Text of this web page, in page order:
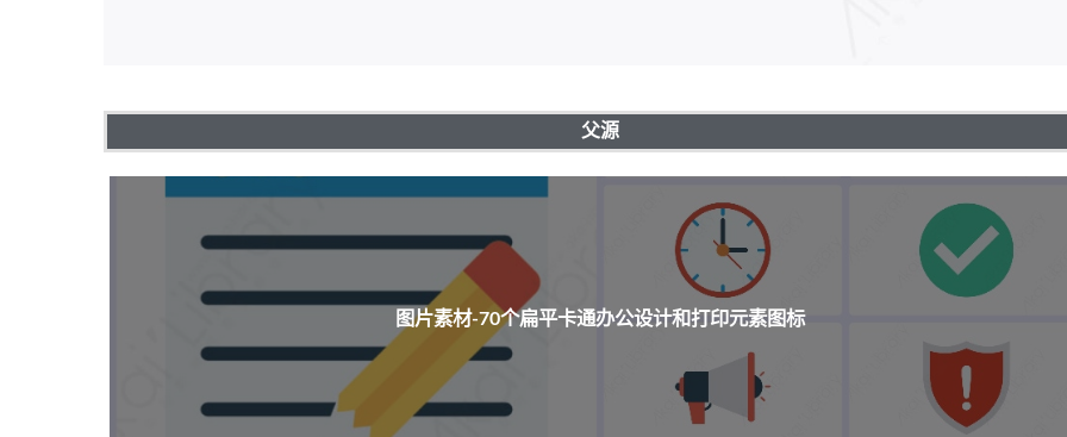
父源
图片素材-70个扁平卡通办公设计和打印元素图标